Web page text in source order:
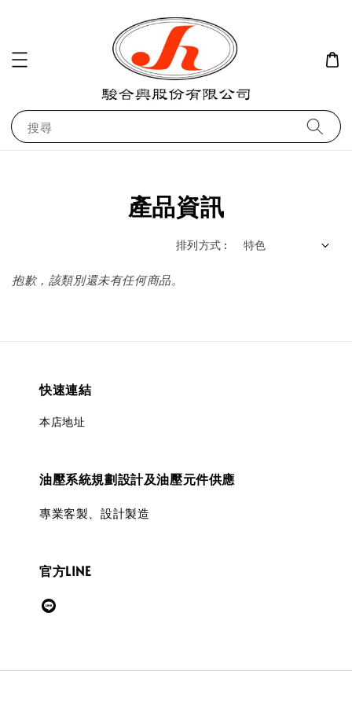
搜尋
產品資訊
排列方式 :
抱歉，該類別還未有任何商品。
快速連結
本店地址
油壓系統規劃設計及油壓元件供應
專業客製、設計製造
官方LINE